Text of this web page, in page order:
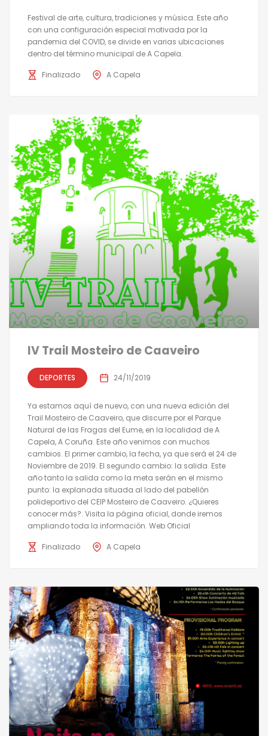
Festival de arte, cultura, tradiciones y música. Este año
con una configuración especial motivada por la
pandemia del COVID, se divide en varias ubicaciones
dentro del término municipal de A Capela.
Finalizado A Capela
IV Trail Mosteiro de Caaveiro
DEPORTES 24/11/2019
Ya estamos aquí de nuevo, con una nueva edición del
Trail Mosteiro de Caaveiro, que discurre por el Parque
Natural de las Fragas del Eume, en la localidad de A
Capela, A Coruña. Este año venimos con muchos
cambios. El primer cambio, la fecha, ya que será el 24 de
Noviembre de 2019. El segundo cambio: la salida. Este
año tanto la salida como la meta serán en el mismo
punto: la explanada situada al lado del pabellón
polideportivo del CEIP Mosteiro de Caaveiro. ¿Quieres
conocer más?. Visita la página oficial, donde iremos
ampliando toda la información. Web Oficial
Finalizado A Capela